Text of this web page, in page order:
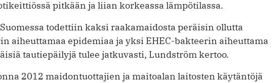
pitkään ja liian korkeassa lämpötilassa.
todettiin kaksi raakamaidosta peräisin ollutta
aiheuttamaa epidemiaa ja yksi EHEC-bakteerin aiheuttama
tautiepäilyjä tulee jatkuvasti, Lundström kertoo.
2012 maidontuottajien ja maitoalan laitosten käytäntöjä